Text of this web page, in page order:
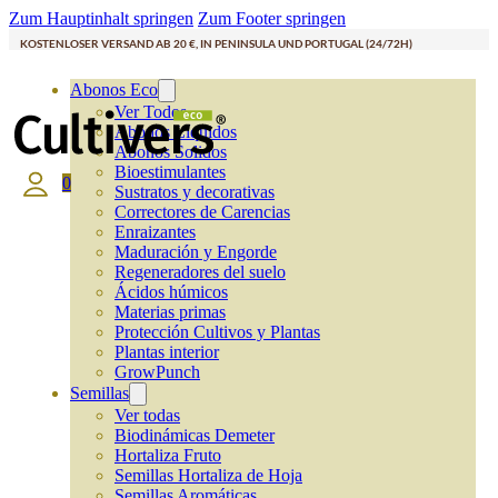
Zum Hauptinhalt springen Zum Footer springen
KOSTENLOSER VERSAND AB 20 €, IN PENINSULA UND PORTUGAL (24/72H)
Abonos Eco
Ver Todos
Abonos Líquidos
Abonos Solidos
Bioestimulantes
Sustratos y decorativas
Correctores de Carencias
Enraizantes
Maduración y Engorde
Regeneradores del suelo
Ácidos húmicos
Materias primas
Protección Cultivos y Plantas
Plantas interior
GrowPunch
Semillas
Ver todas
Biodinámicas Demeter
Hortaliza Fruto
Semillas Hortaliza de Hoja
0